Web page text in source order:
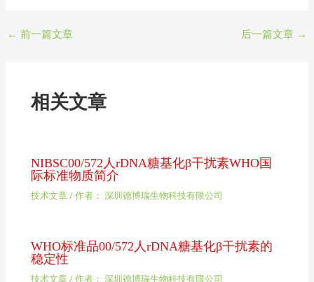
← 前一篇文章 后一篇文章 →
相关文章
NIBSC00/572人rDNA糖基化β干扰素WHO国
际标准物质简介
技术文章/ 作者： 深圳德博瑞生物科技有限公司
WHO标准品00/572人rDNA糖基化β干扰素的
稳定性
技术文章/ 作者： 深圳德博瑞生物科技有限公司